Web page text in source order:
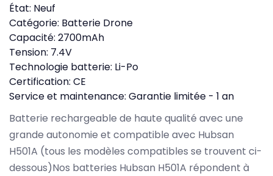
État: Neuf
Catégorie: Batterie Drone
Capacité: 2700mAh
Tension: 7.4V
Technologie batterie: Li-Po
Certification: CE
Service et maintenance: Garantie limitée - 1 an
Batterie rechargeable de haute qualité avec une
grande autonomie et compatible avec Hubsan
H501A (tous les modèles compatibles se trouvent ci-
dessous)Nos batteries Hubsan H501A répondent à